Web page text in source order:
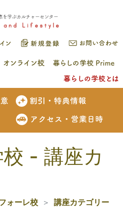
- 講座カ
ォーレ校 講座カテゴリー